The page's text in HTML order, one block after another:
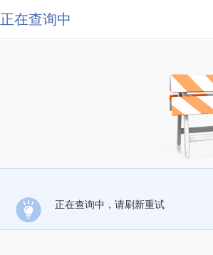
正在查询中
正在查询中，请刷新重试